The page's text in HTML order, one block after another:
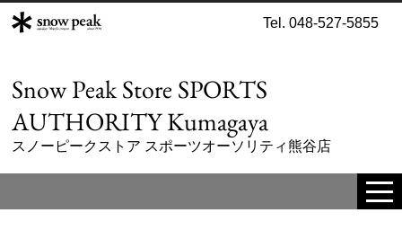
Snow Peak Store SPORTS
AUTHORITY Kumagaya
スノーピークストア スポーツオーソリティ熊谷店
Tel. 048-527-5855